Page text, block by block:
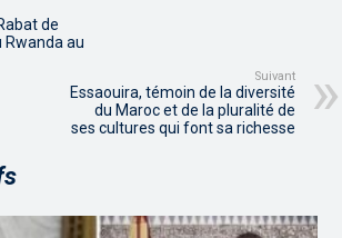
de
Rwanda au
Suivant
Essaouira, témoin de la diversité
du Maroc et de la pluralité de
ses cultures qui font sa richesse